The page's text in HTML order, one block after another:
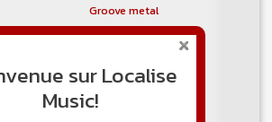
Groove metal
Guaracha
Industrial hardcore
Hardstyle
sur Localise
Music!